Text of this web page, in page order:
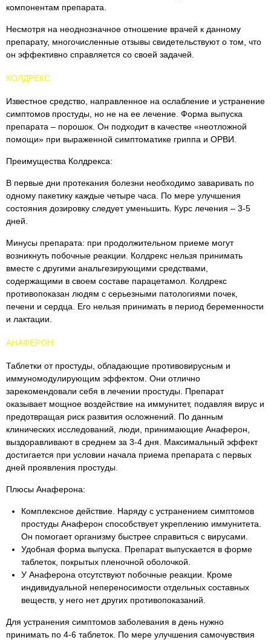
компонентам препарата.
Несмотря на неоднозначное отношение врачей к данному
препарату, многочисленные отзывы свидетельствуют о том, что
он эффективно справляется со своей задачей.
КОЛДРЕКС
Известное средство, направленное на ослабление и устранение
симптомов простуды, но не на ее лечение. Форма выпуска
препарата – порошок. Он подходит в качестве «неотложной
помощи» при выраженной симптоматике гриппа и ОРВИ.
Преимущества Колдрекса:
В первые дни протекания болезни необходимо заваривать по
одному пакетику каждые четыре часа. По мере улучшения
состояния дозировку следует уменьшить. Курс лечения – 3-5
дней.
Минусы препарата: при продолжительном приеме могут
возникнуть побочные реакции. Колдрекс нельзя принимать
вместе с другими анальгезирующими средствами,
содержащими в своем составе парацетамол. Колдрекс
противопоказан людям с серьезными патологиями почек,
печени и сердца. Его нельзя принимать в период беременности
и лактации.
АНАФЕРОН
Таблетки от простуды, обладающие противовирусным и
иммуномодулирующим эффектом. Они отлично
зарекомендовали себя в лечении простуды. Препарат
оказывает мощное воздействие на иммунитет, подавляя вирус и
предотвращая риск развития осложнений. По данным
клинических исследований, люди, принимающие Анаферон,
выздоравливают в среднем за 3-4 дня. Максимальный эффект
достигается при условии начала приема препарата с первых
дней проявления простуды.
Плюсы Анаферона:
Комплексное действие. Наряду с устранением симптомов
простуды Анаферон способствует укреплению иммунитета.
Он помогает организму быстрее справиться с вирусами.
Удобная форма выпуска. Препарат выпускается в форме
таблеток, покрытых пленочной оболочкой.
У Анаферона отсутствуют побочные реакции. Кроме
индивидуальной непереносимости отдельных составных
веществ, у него нет других противопоказаний.
Для устранения симптомов заболевания в день нужно
принимать по 4-6 таблеток. По мере улучшения самочувствия